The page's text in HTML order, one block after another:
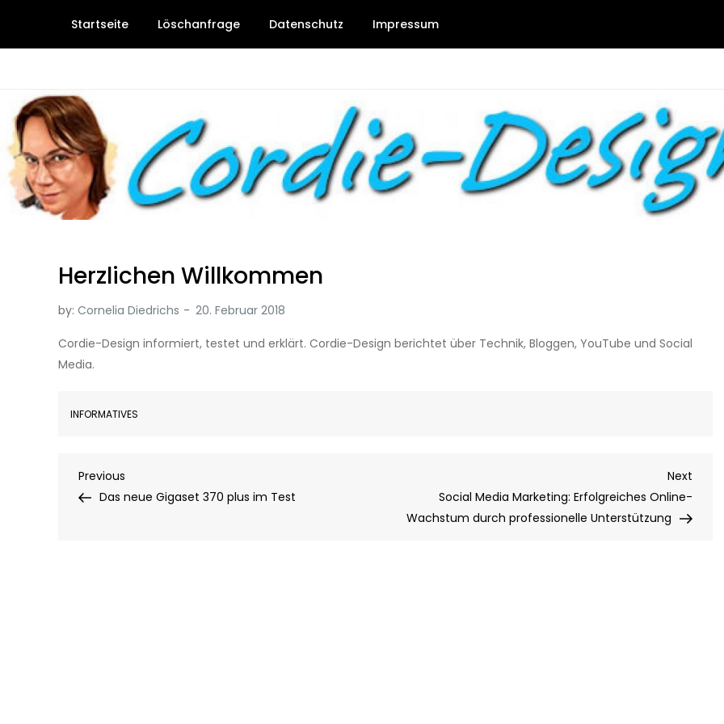
content
Startseite Löschanfrage Datenschutz Impressum
Herzlichen Willkommen
by: Cornelia Diedrichs
Cordie-Design informiert, testet und erklärt. Cordie-Design berichtet über Technik, Bloggen, YouTube und Social
Media.
INFORMATIVES
Beitragsnavigation
Previous
Post
Previous
Das neue Gigaset 370 plus im Test
Next
Social Media Marketing: Erfolgreiches Online-
Wachstum durch professionelle Unterstützung